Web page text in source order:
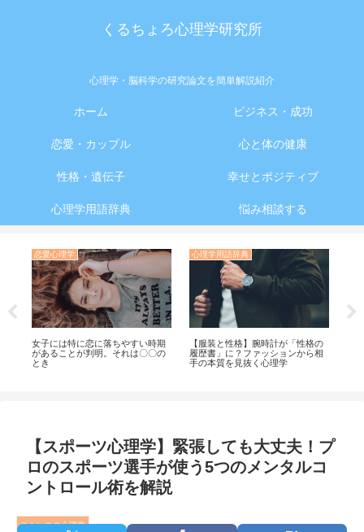
くるちょろ心理学研究所
心理学・脳科学の研究論文を簡単解説紹介
ホーム ビジネス・成功
恋愛・カップル 心と体の健康
性格・遺伝子 幸せとポジティブ
心理学用語辞典 悩み相談する
恋愛心理学
女子には特に恋に落ちやすい時期
があることが判明。それは〇〇の
とき
心理学用語辞典
【服装と性格】腕時計が「性格の
履歴書」に？ファッションから相
手の本質を見抜く心理学
【スポーツ心理学】緊張しても大丈夫！プ
ロのスポーツ選手が使う5つのメンタルコ
ントロール術を解説
ストレスの心理学